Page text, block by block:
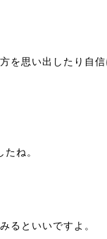
を思い出したり自
ね。
るといいですよ。